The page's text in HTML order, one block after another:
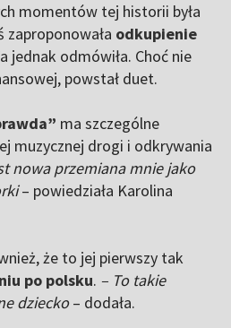
momentów tej historii była
zaproponowała odkupienie
jednak odmówiła. Choć nie
powstał duet.
ma szczególne
muzycznej drogi i odkrywania
nowa przemiana mnie jako
– powiedziała Karolina
że to jej pierwszy tak
po polsku. – To takie
dziecko– dodała.